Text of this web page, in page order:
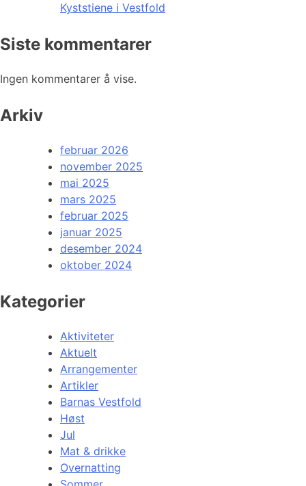
Kyststiene i Vestfold
Siste kommentarer
Ingen kommentarer å vise.
Arkiv
februar 2026
november 2025
mai 2025
mars 2025
februar 2025
januar 2025
desember 2024
oktober 2024
Kategorier
Aktiviteter
Aktuelt
Arrangementer
Artikler
Barnas Vestfold
Høst
Jul
Mat & drikke
Overnatting